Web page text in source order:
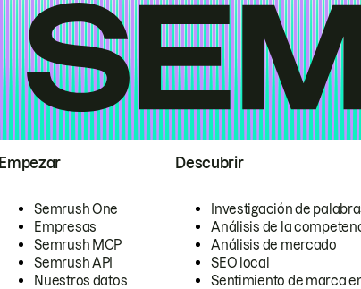
Empezar
Semrush One
Empresas
Semrush MCP
Semrush API
Nuestros datos
Descubrir
Investigación de
Análisis de la
Análisis de mercado
SEO local
Sentimiento de marca